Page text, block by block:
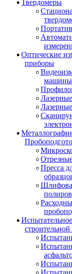
Твердомеры
Оптические
приборы
машины
Пресса
строительной